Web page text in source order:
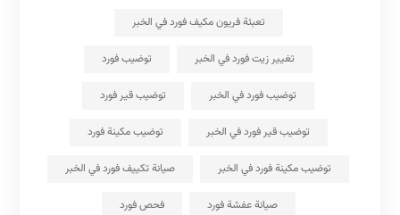
تعبئة فريون مكيف فورد في الخبر
تغيير زيت فورد في الخبر توضيب فورد
توضيب فورد في الخبر توضيب قير فورد
توضيب قير فورد في الخبر توضيب مكينة فورد
توضيب مكينة فورد في الخبر صيانة تكييف فورد في الخبر
صيانة عفشة فورد فحص فورد